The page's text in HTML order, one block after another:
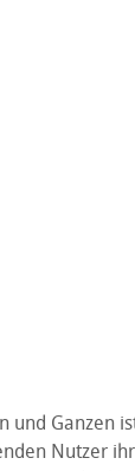
und Ganzen
Nutzer